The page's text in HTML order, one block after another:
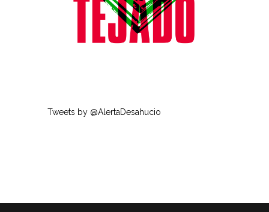
Tweets by @AlertaDesahucio